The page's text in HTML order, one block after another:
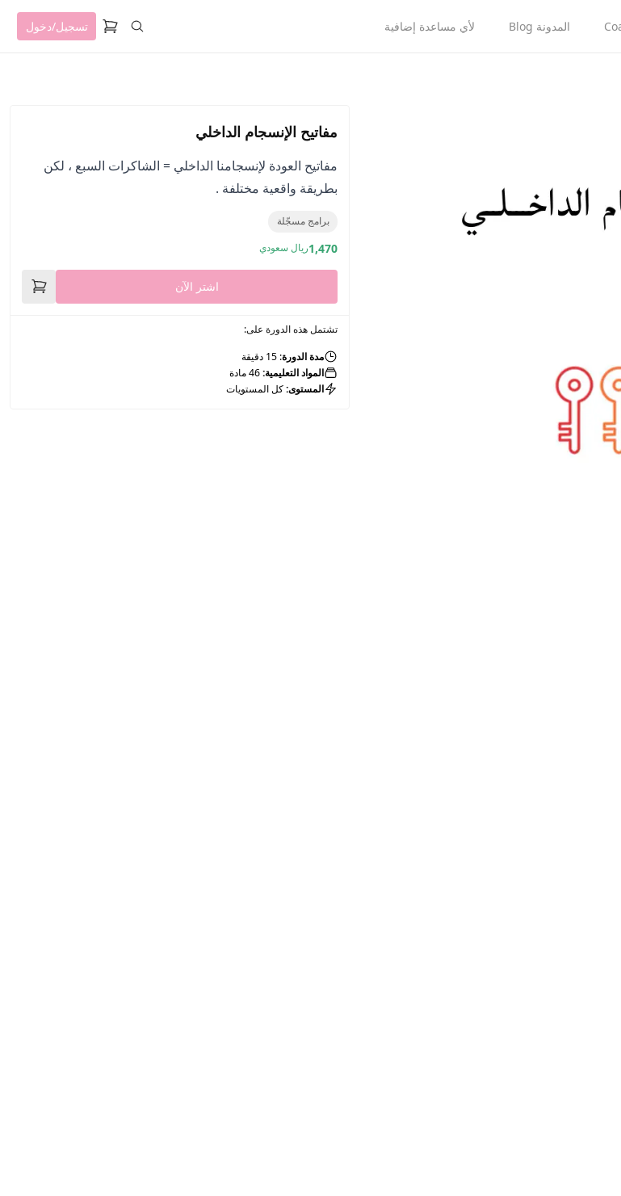
تسجيل/دخول المدونة Blog لأي مساعدة إضافية
مفاتيح الإنسجام الداخلي
مفاتيح العودة لإنسجامنا الداخلي = الشاكرات السبع ، لكن
بطريقة واقعية مختلفة .
برامج مسجّلة
1,470ريال سعودي
اشتر الآن
تشتمل هذه الدورة على:
مدة الدورة: 15 دقيقة
المواد التعليمية:46 مادة
المستوى:كل المستويات